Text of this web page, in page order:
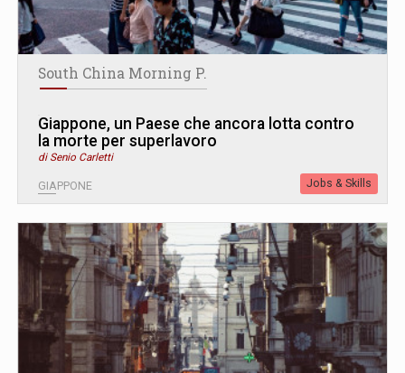
South China Morning P.
Giappone, un Paese che ancora lotta contro
la morte per superlavoro
di Senio Carletti
GIAPPONE Jobs & Skills